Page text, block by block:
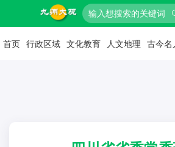
首页 行政区域 文化教育 人文地理 古今名